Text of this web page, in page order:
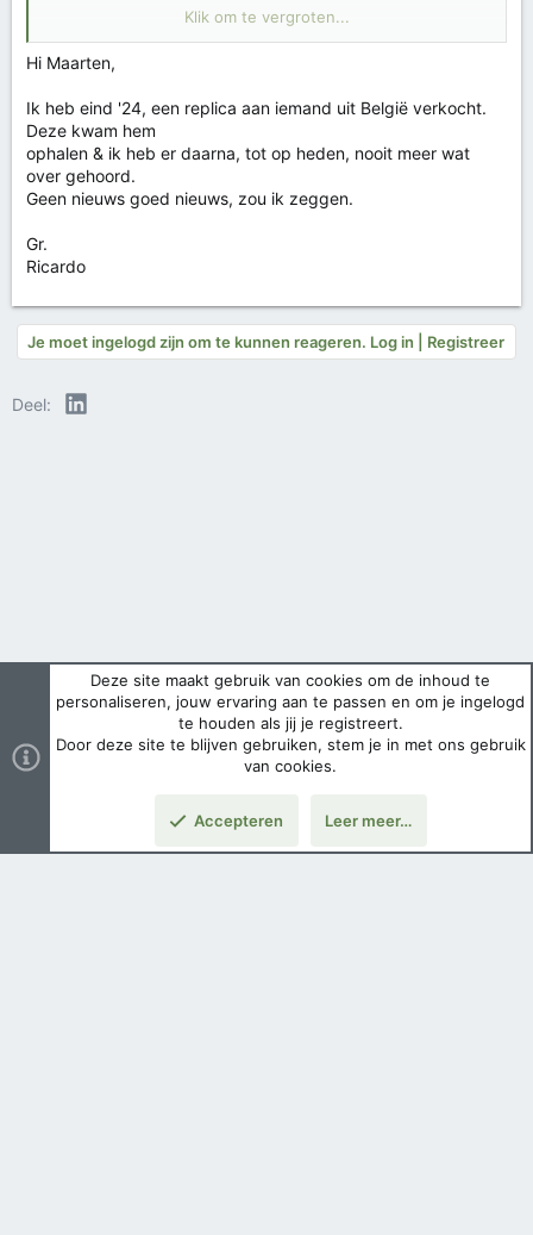
Klik om te vergroten...
Hi Maarten,
Ik heb eind '24, een replica aan iemand uit België verkocht.
Deze kwam hem
ophalen & ik heb er daarna, tot op heden, nooit meer wat
over gehoord.
Geen nieuws goed nieuws, zou ik zeggen.
Gr.
Ricardo
Je moet ingelogd zijn om te kunnen reageren. Log in | Registreer
Deel: LinkedIn
Deze site maakt gebruik van cookies om de inhoud te
personaliseren, jouw ervaring aan te passen en om je ingelogd
te houden als jij je registreert.
Door deze site te blijven gebruiken, stem je in met ons gebruik
van cookies.
Accepteren Leer meer…